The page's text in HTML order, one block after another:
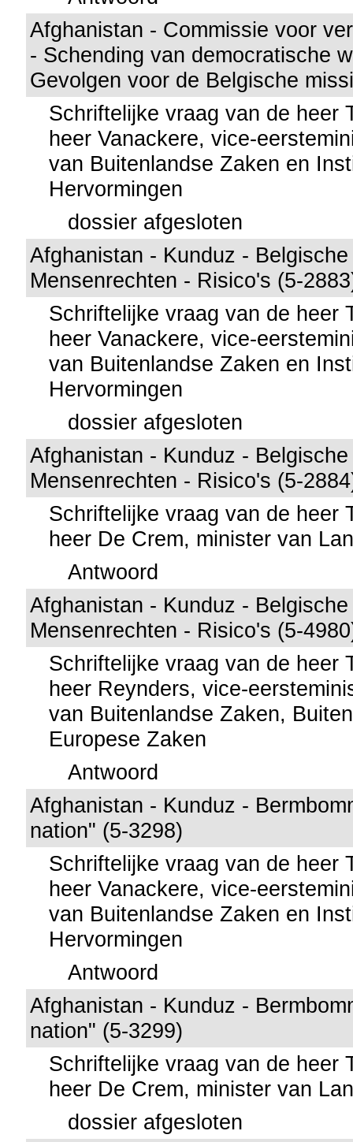
Afghanistan - Commissie voor
- Schending van democratische
Gevolgen voor de Belgische
Schriftelijke vraag van de heer
heer Vanackere, vice-
van Buitenlandse Zaken en
Hervormingen
dossier afgesloten
Afghanistan - Kunduz -
Mensenrechten - Risico's (5-
Schriftelijke vraag van de heer
heer Vanackere, vice-
van Buitenlandse Zaken en
Hervormingen
dossier afgesloten
Afghanistan - Kunduz -
Mensenrechten - Risico's (5-
Schriftelijke vraag van de heer
heer De Crem, minister van
Antwoord
Afghanistan - Kunduz -
Mensenrechten - Risico's (5-
Schriftelijke vraag van de heer
heer Reynders, vice-
van Buitenlandse Zaken,
Europese Zaken
Antwoord
Afghanistan - Kunduz -
nation" (5-3298)
Schriftelijke vraag van de heer
heer Vanackere, vice-
van Buitenlandse Zaken en
Hervormingen
Antwoord
Afghanistan - Kunduz -
nation" (5-3299)
Schriftelijke vraag van de heer
heer De Crem, minister van
dossier afgesloten